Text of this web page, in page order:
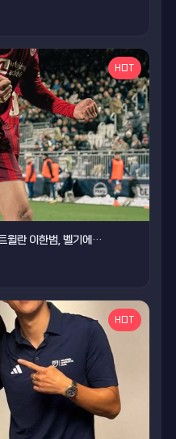
HOT
윌란 이한범, 벨기에…
HOT